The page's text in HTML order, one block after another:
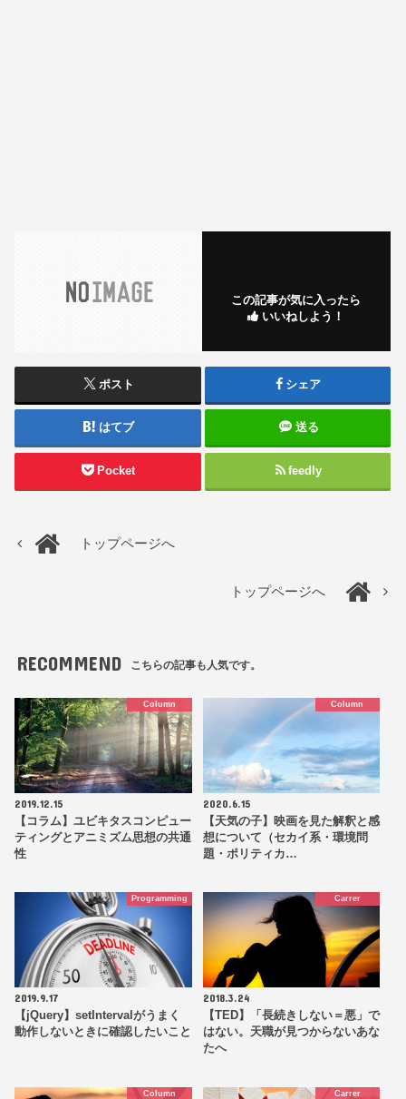
この記事が気に入ったら
いいねしよう！
ポスト シェア
はてブ 送る
Pocket feedly
トップページへ
トップページへ
RECOMMEND こちらの記事も人気です。
Column
2019.12.15
【コラム】ユビキタスコンピュー
ティングとアニミズム思想の共通
性
Column
2020.6.15
【天気の子】映画を見た解釈と感
想について（セカイ系・環境問
題・ポリティカ…
Programming
2019.9.17
【jQuery】setIntervalがうまく
動作しないときに確認したいこと
Carrer
2018.3.24
【TED】「長続きしない＝悪」で
はない。天職が見つからないあな
たへ
Column Carrer